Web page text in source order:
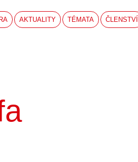
AKTUALITY TÉMATA ČLENSTVÍ